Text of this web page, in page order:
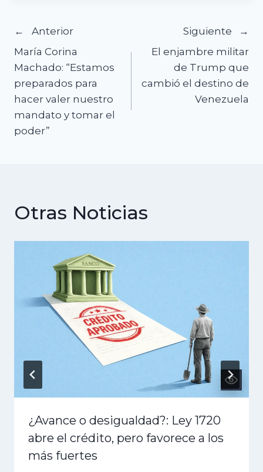
Navegación
de
entradas
Anterior
María Corina
Machado: “Estamos
preparados para
hacer valer nuestro
mandato y tomar el
poder”
Siguiente
El enjambre militar
de Trump que
cambió el destino de
Venezuela
Otras Noticias
¿Avance o desigualdad?: Ley 1720
abre el crédito, pero favorece a los
más fuertes